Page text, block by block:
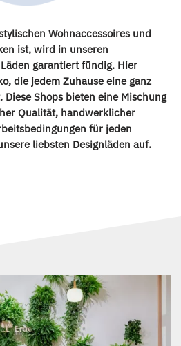
Wohnaccessoires und
ist, wird in unseren
garantiert fündig. Hier
die jedem Zuhause eine ganz
Shops bieten eine Mischung
Qualität, handwerklicher
für jeden
liebsten Designläden auf.